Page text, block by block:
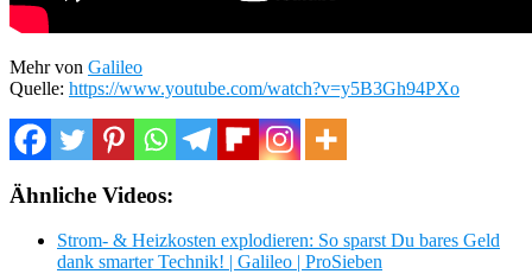
Mehr von Galileo
Quelle: https://www.youtube.com/watch?v=y5B3Gh94PXo
Ähnliche Videos:
Strom- & Heizkosten explodieren: So sparst Du bares Geld
dank smarter Technik! | Galileo | ProSieben